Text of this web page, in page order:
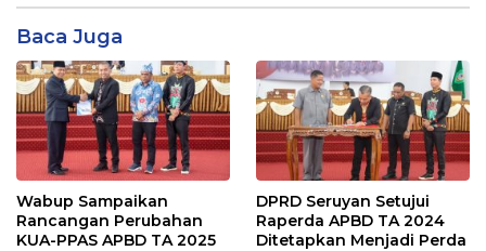
Baca Juga
Wabup Sampaikan
Rancangan Perubahan
KUA-PPAS APBD TA 2025
DPRD Seruyan Setujui
Raperda APBD TA 2024
Ditetapkan Menjadi Perda